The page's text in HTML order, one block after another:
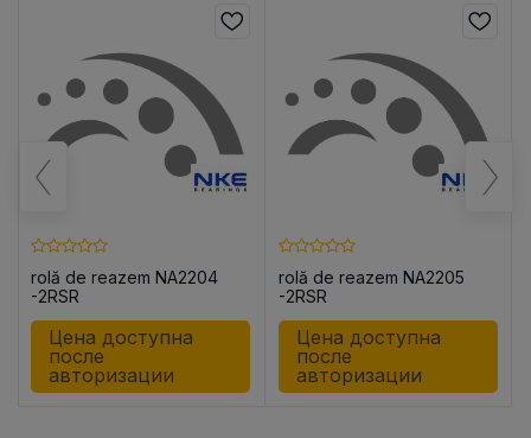
rolă de reazem NA2204
-2RSR
Цена доступна
после
авторизации
rolă de reazem NA2205
-2RSR
Цена доступна
после
авторизации